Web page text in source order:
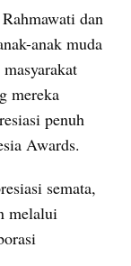
dan
anak muda
mereka
penuh
Awards.
semata,
melalui